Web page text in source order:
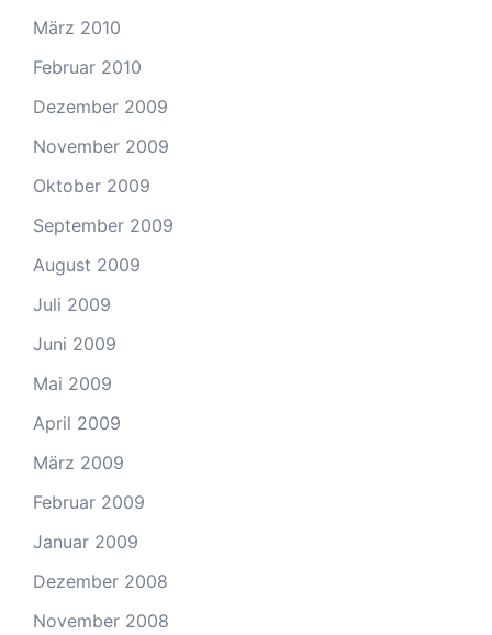
März 2010
Februar 2010
Dezember 2009
November 2009
Oktober 2009
September 2009
August 2009
Juli 2009
Juni 2009
Mai 2009
April 2009
März 2009
Februar 2009
Januar 2009
Dezember 2008
November 2008